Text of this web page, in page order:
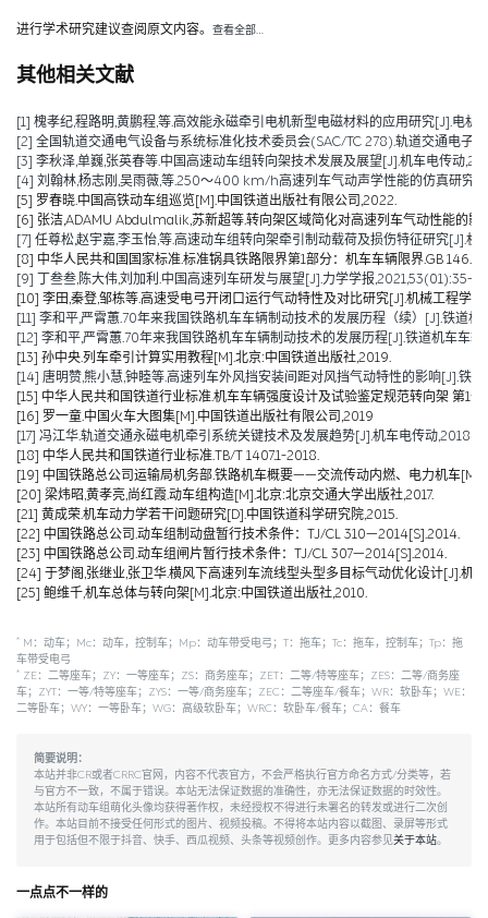
进行学术研究建议查阅原文内容。 查看全部…
其他相关文献
[1] 槐孝纪,程路明,黄鹏程,等.高效能永磁牵引电机新型电磁材料的应用研究[J].电
[2] 全国轨道交通电气设备与系统标准化技术委员会(SAC/TC 278).轨道交通电
[3] 李秋泽,单巍,张英春等.中国高速动车组转向架技术发展及展望[J].机车电传动
[4] 刘翰林,杨志刚,吴雨薇,等.250～400 km/h高速列车气动声学性能的仿真研究
[5] 罗春晓.中国高铁动车组巡览[M].中国铁道出版社有限公司,2022.
[6] 张洁,ADAMU Abdulmalik,苏新超等.转向架区域简化对高速列车气动性能的
[7] 任尊松,赵宇嘉,李玉怡,等.高速动车组转向架牵引制动载荷及损伤特征研究[J].机
[8] 中华人民共和国国家标准.标准锅具铁路限界第1部分：机车车辆限界.GB
[9] 丁叁叁,陈大伟,刘加利.中国高速列车研发与展望[J].力学学报,2021,53(01):35-
[10] 李田,秦登,邹栋等.高速受电弓开闭口运行气动特性及对比研究[J].机械工程学
[11] 李和平,严霄蕙.70年来我国铁路机车车辆制动技术的发展历程（续）[J].铁道
[12] 李和平,严霄蕙.70年来我国铁路机车车辆制动技术的发展历程[J].铁道机车车
[13] 孙中央.列车牵引计算实用教程[M].北京:中国铁道出版社,2019.
[14] 唐明赞,熊小慧,钟睦等.高速列车外风挡安装间距对风挡气动特性的影响[J].铁
[15] 中华人民共和国铁道行业标准.机车车辆强度设计及试验鉴定规范转向架 第1
[16] 罗一童.中国火车大图集[M].中国铁道出版社有限公司,2019
[17] 冯江华.轨道交通永磁电机牵引系统关键技术及发展趋势[J].机车电传动
[18] 中华人民共和国铁道行业标准.TB/T 1407.1-2018.
[19] 中国铁路总公司运输局机务部.铁路机车概要——交流传动内燃、电力机车[M].
[20] 梁炜昭,黄孝亮,尚红霞.动车组构造[M].北京:北京交通大学出版社,2017.
[21] 黄成荣.机车动力学若干问题研究[D].中国铁道科学研究院,2015.
[22] 中国铁路总公司.动车组制动盘暂行技术条件：TJ/CL 310—2014[S].2014.
[23] 中国铁路总公司.动车组闸片暂行技术条件：TJ/CL 307—2014[S].2014.
[24] 于梦阁,张继业,张卫华.横风下高速列车流线型头型多目标气动优化设计[J].机
[25] 鲍维千,机车总体与转向架[M].北京:中国铁道出版社,2010.
* M：动车；Mc：动车，控制车；Mp：动车带受电弓；T：拖车；Tc：拖车，控制车；Tp：拖
车带受电弓
* ZE：二等座车；ZY：一等座车；ZS：商务座车；ZET：二等/特等座车；ZES：二等/商务座
车；ZYT：一等/特等座车；ZYS：一等/商务座车；ZEC：二等座车/餐车；WR：软卧车；WE：
二等卧车；WY：一等卧车；WG：高级软卧车；WRC：软卧车/餐车；CA：餐车
简要说明：
本站并非CR或者CRRC官网，内容不代表官方，不会严格执行官方命名方式/分类等，若
与官方不一致，不属于错误。本站无法保证数据的准确性，亦无法保证数据的时效性。
本站所有动车组萌化头像均获得著作权，未经授权不得进行未署名的转发或进行二次创
作。本站目前不接受任何形式的图片、视频投稿。不得将本站内容以截图、录屏等形式
用于包括但不限于抖音、快手、西瓜视频、头条等视频创作。更多内容参见关于本站。
一点点不一样的